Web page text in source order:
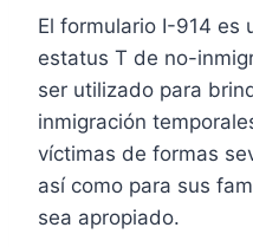
El formulario I-914 es
estatus T de no-
ser utilizado para
inmigración
víctimas de formas
así como para sus
sea apropiado.